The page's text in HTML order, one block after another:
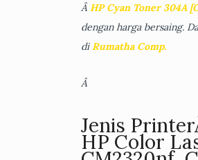
Â HP Cyan Toner 304A
dengan harga bersaing.
diRumatha Comp.
Â
Jenis
HP Color